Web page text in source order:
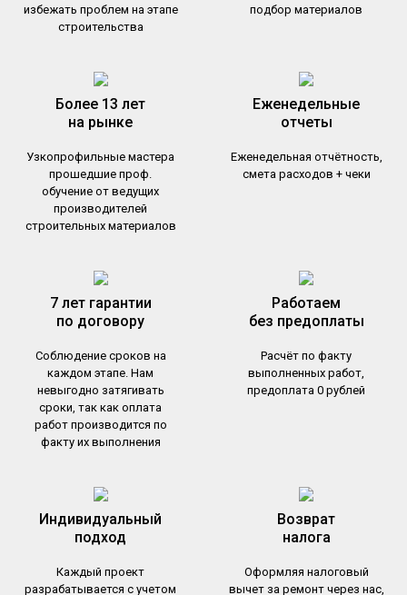
избежать проблем на этапе
строительства
подбор материалов
Более 13 лет
на рынке
Узкопрофильные мастера
прошедшие проф.
обучение от ведущих
производителей
строительных материалов
Еженедельные
отчеты
Еженедельная отчётность,
смета расходов + чеки
7 лет гарантии
по договору
Соблюдение сроков на
каждом этапе. Нам
невыгодно затягивать
сроки, так как оплата
работ производится по
факту их выполнения
Работаем
без предоплаты
Расчёт по факту
выполненных работ,
предоплата 0 рублей
Индивидуальный
подход
Каждый проект
разрабатывается с учетом
Возврат
налога
Оформляя налоговый
вычет за ремонт через нас,